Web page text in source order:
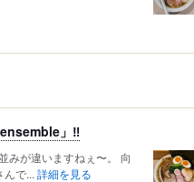
ensemble」‼️
みが違いますねぇ〜。 向
んで... 詳細を見る